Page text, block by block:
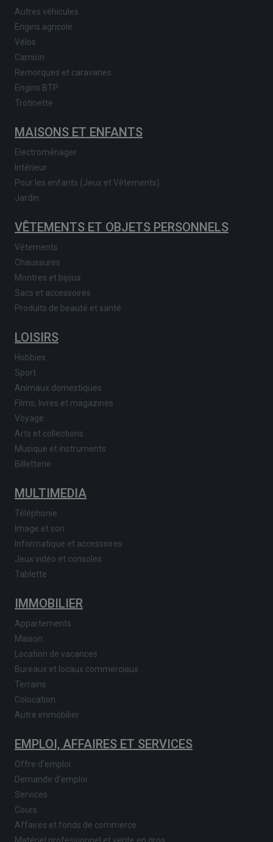
Autres véhicules
Engins agricole
Vélos
Camion
Remorques et caravanes
Engins BTP
Trotinette
MAISONS ET ENFANTS
Electroménager
Intérieur
Pour les enfants (Jeux et Vêtements)
Jardin
VÊTEMENTS ET OBJETS PERSONNELS
Vêtements
Chaussures
Montres et bijoux
Sacs et accessoires
Produits de beauté et santé
LOISIRS
Hobbies
Sport
Animaux domestiques
Films, livres et magazines
Voyage
Arts et collections
Musique et instruments
Billetterie
MULTIMEDIA
Téléphonie
Image et son
Informatique et accessoires
Jeux vidéo et consoles
Tablette
IMMOBILIER
Appartements
Maison
Location de vacances
Bureaux et locaux commerciaux
Terrains
Colocation
Autre immobilier
EMPLOI, AFFAIRES ET SERVICES
Offre d'emploi
Demande d'emploi
Services
Cours
Affaires et fonds de commerce
Matériel professionnel et vente en gros